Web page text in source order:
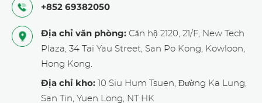
+852 69382050
Địa chỉ văn phòng: Căn hộ 2120, 21/F, New Tech
Plaza, 34 Tai Yau Street, San Po Kong, Kowloon,
Hong Kong.
Địa chỉ kho: 10 Siu Hum Tsuen, Đường Ka Lung,
San Tin, Yuen Long, NT HK